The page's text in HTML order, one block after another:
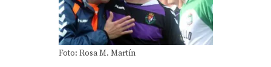
Foto: Rosa M. Martín